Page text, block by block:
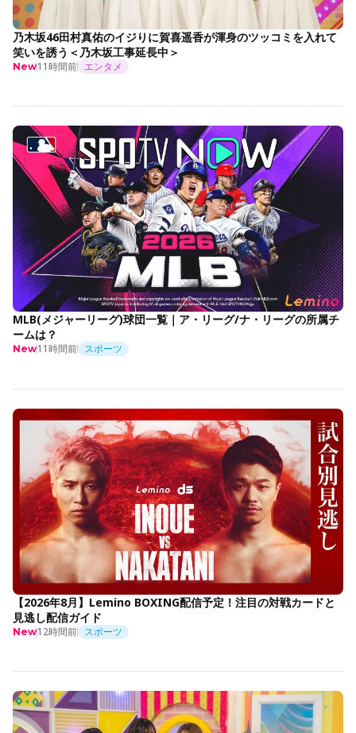
乃木坂46田村真佑のイジりに賀喜遥香が渾身のツッコミを入れて
笑いを誘う＜乃木坂工事延長中＞
New11時間前 エンタメ
MLB(メジャーリーグ)球団一覧｜ア・リーグ/ナ・リーグの所属チ
ームは？
New11時間前 スポーツ
【2026年8月】Lemino BOXING配信予定！注目の対戦カードと
見逃し配信ガイド
New12時間前 スポーツ